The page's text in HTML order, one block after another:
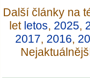
Další články na
let letos, 2025,
2017, 2016,